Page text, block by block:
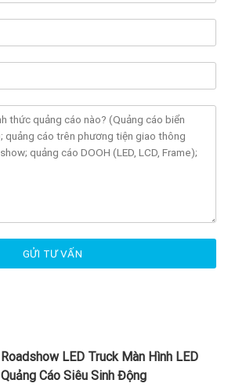
Roadshow LED Truck Màn Hình LED
Quảng Cáo Siêu Sinh Động